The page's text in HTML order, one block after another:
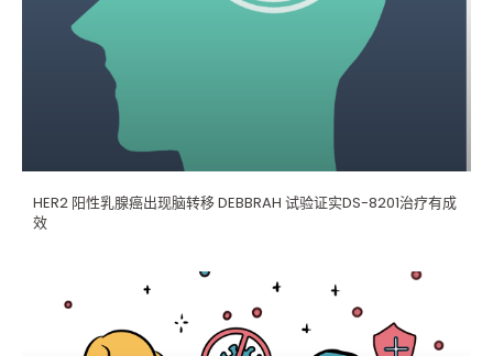
HER2 阳性乳腺癌出现脑转移 DEBBRAH 试验证实DS-8201治疗有成
效